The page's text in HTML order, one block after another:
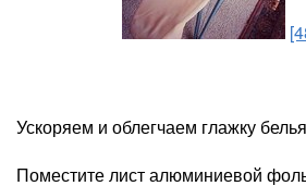
Ускоряем и облегчаем глажку
Поместите лист алюминиевой